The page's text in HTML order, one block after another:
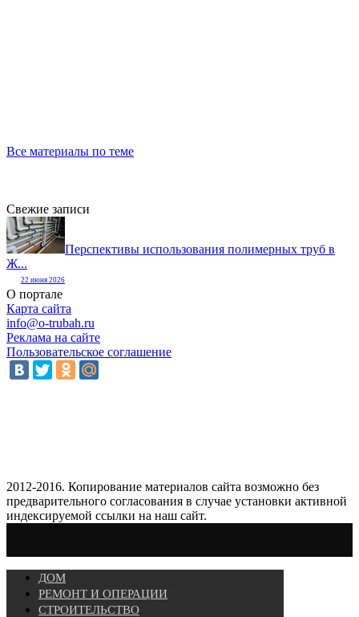
Все материалы по теме
Свежие записи
Перспективы использования полимерных труб в
Ж...
22 июня 2026
О портале
Карта сайта
info@o-trubah.ru
Реклама на сайте
Пользовательское соглашение
2012-2016. Копирование материалов сайта возможно без
предварительного согласования в случае установки активной
индексируемой ссылки на наш сайт.
ДОМ
РЕМОНТ И ОПЕРАЦИИ
СТРОИТЕЛЬСТВО